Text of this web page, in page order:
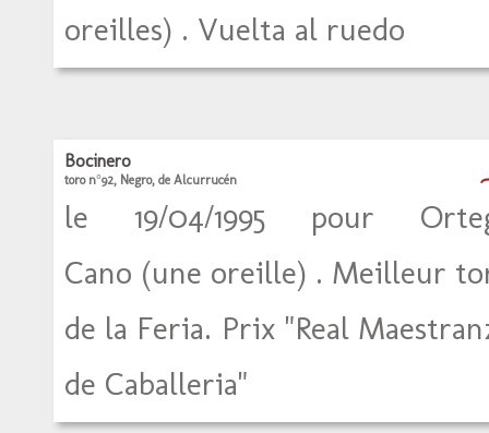
oreilles) . Vuelta al ruedo
Bocinero
toro n°92, Negro, de Alcurrucén
le 19/04/1995 pour
Cano (une oreille) . Meilleur
de la Feria. Prix "Real
de Caballeria"